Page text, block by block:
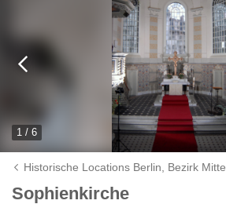
1 / 6
Historische Locations Berlin, Bezirk Mitte
Sophienkirche